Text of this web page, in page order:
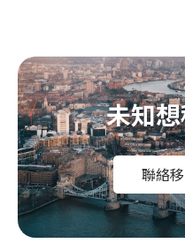
未知
聯絡